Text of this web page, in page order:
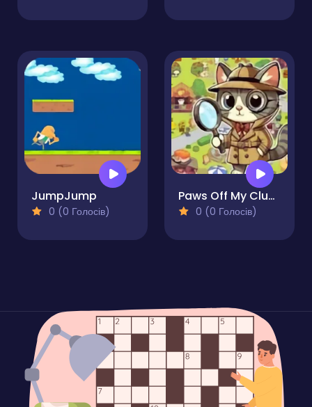
JumpJump
0 (0 Голосів)
Paws Off My Clues!
0 (0 Голосів)